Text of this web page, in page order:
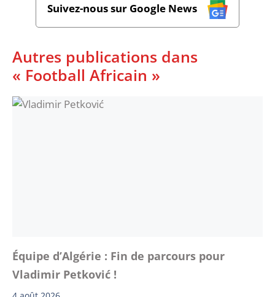
Suivez-nous sur Google News
Autres publications dans
« Football Africain »
Équipe d’Algérie : Fin de parcours pour
Vladimir Petković !